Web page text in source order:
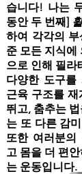
습니다! 나는
동안 두 번째]
하여 각각의
준 모든 지식에
으로 인해 필라
다양한 도구를
근육 구조를
뛰고, 춤추는
는 또 다른 감
또한 여러분의
고 몸을 더 편
는 운동입니다.